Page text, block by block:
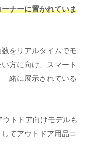
ナーに置かれていま
をリアルタイムでモ
方に向け、スマート
緒に展示されている
トドア向けモデルも
てアウトドア用品コ